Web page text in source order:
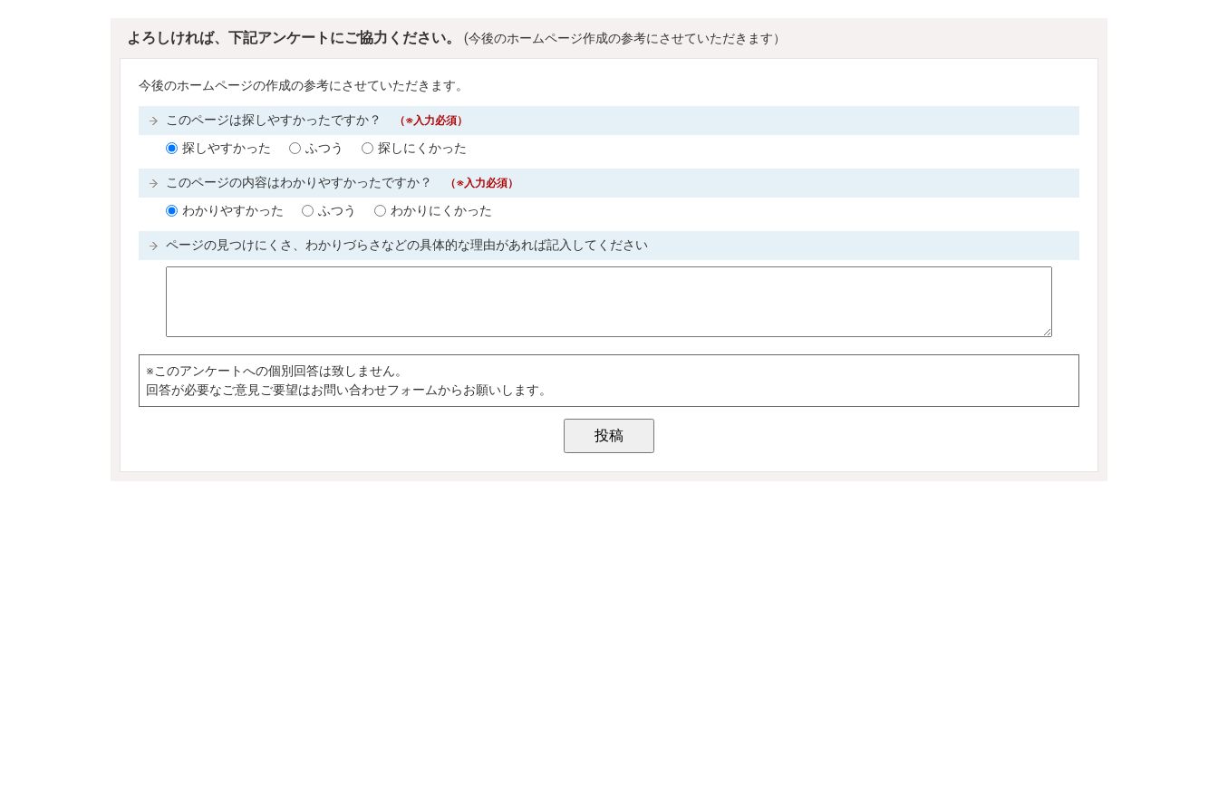
よろしければ、下記アンケートにご協力ください。 (今後のホームページ作成の参考にさせていただきます）
今後のホームページの作成の参考にさせていただきます。
このページは探しやすかったですか？ （※入力必須）
探しやすかった ふつう 探しにくかった
このページの内容はわかりやすかったですか？ （※入力必須）
わかりやすかった ふつう わかりにくかった
ページの見つけにくさ、わかりづらさなどの具体的な理由があれば記入してください
※このアンケートへの個別回答は致しません。
回答が必要なご意見ご要望はお問い合わせフォームからお願いします。